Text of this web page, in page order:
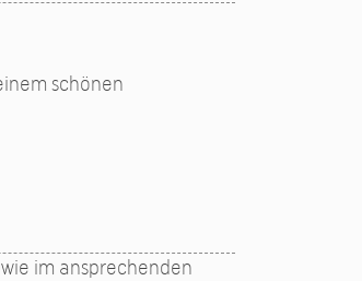
schönen
im ansprechenden